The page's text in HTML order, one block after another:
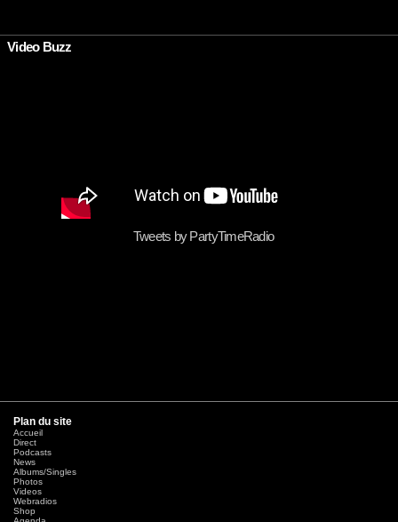
•
Video Buzz
Tweets by PartyTimeRadio
Plan du site
Accueil
Direct
Podcasts
News
Albums/Singles
Photos
Videos
Webradios
Shop